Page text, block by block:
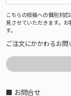
こちらの投稿への個別対
見させていただきます。
す。
ご注文にかかわるお問
■ お問合せ